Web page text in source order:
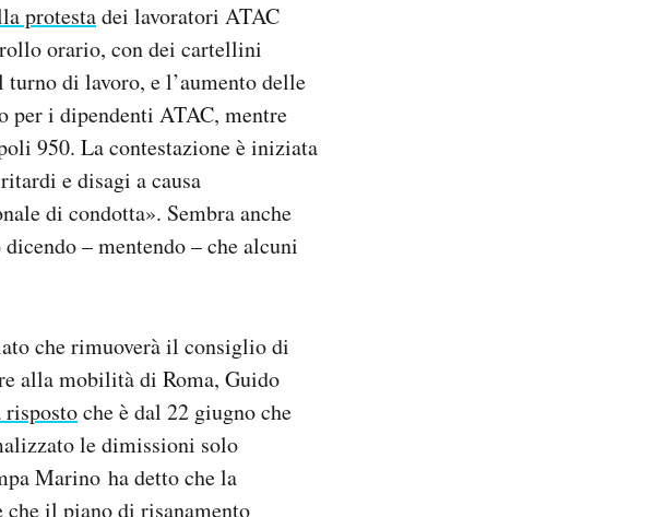
protestadei lavoratori ATAC
orario, con dei cartellini
di lavoro, e l’aumento delle
per i dipendenti ATAC, mentre
950. La contestazione è iniziata
e disagi a causa
di condotta». Sembra anche
– mentendo – che alcuni
che rimuoverà il consiglio di
alla mobilità di Roma, Guido
rispostoche è dal 22 giugno che
le dimissioni solo
Marino ha detto che la
il piano di risanamento